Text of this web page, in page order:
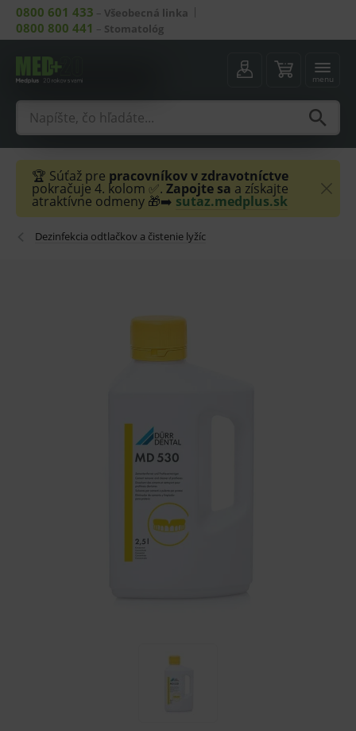
0800 601 433 – Všeobecná linka
0800 800 441 – Stomatológ
menu
🏆 Súťaž pre pracovníkov v zdravotníctve
pokračuje 4. kolom ✅. Zapojte sa a získajte
atraktívne odmeny 🎁➡️ sutaz.medplus.sk
Dezinfekcia odtlačkov a čistenie lyžíc